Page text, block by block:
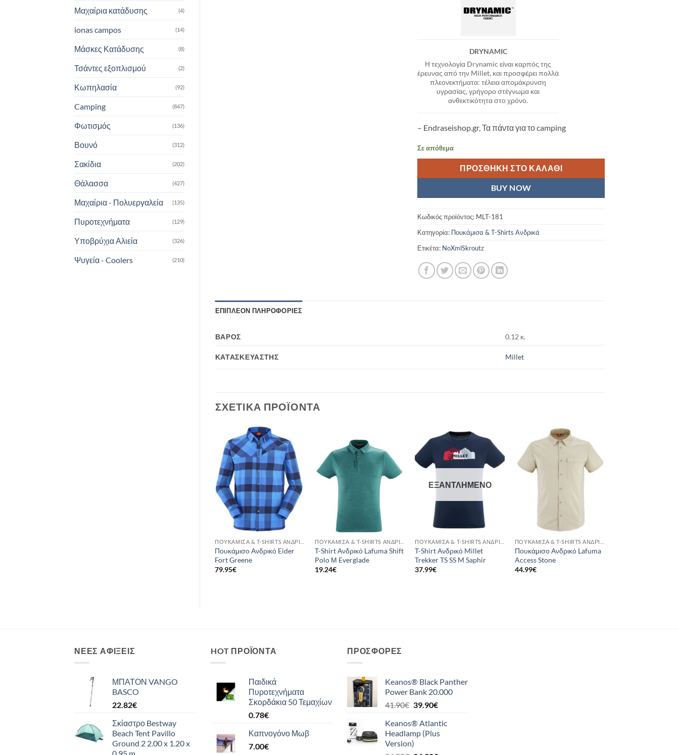
Μαχαίρια κατάδυσης (4)
ionas campos (14)
Μάσκες Κατάδυσης (8)
Τσάντες εξοπλισμού (2)
Κωπηλασία (92)
Camping (847)
Φωτισμός (136)
Βουνό (312)
Σακίδια (202)
Θάλασσα (427)
Μαχαίρια - Πολυεργαλεία (135)
Πυροτεχνήματα (129)
Υποβρύχια Αλιεία (326)
Ψυγεία - Coolers (210)
DRYNAMIC
Η τεχνολογία Drynamic είναι καρπός της
έρευνας από την Millet, και προσφέρει πολλά
πλεονεκτήματα: τέλεια απομάκρυνση
υγρασίας, γρήγορο στέγνωμα και
ανθεκτικότητα στο χρόνο.
– Endraseishop.gr, Τα πάντα για το camping
Σε απόθεμα
ΠΡΟΣΘΉΚΗ ΣΤΟ ΚΑΛΆΘΙ
BUY NOW
Κωδικός προϊόντος: MLT-181
Κατηγορία: Πουκάμισα & T-Shirts Ανδρικά
Ετικέτα: NoXmlSkroutz
ΕΠΙΠΛΈΟΝ ΠΛΗΡΟΦΟΡΊΕΣ
ΒΆΡΟΣ 0.12 κ.
ΚΑΤΑΣΚΕΥΑΣΤΉΣ Millet
ΣΧΕΤΙΚΆ ΠΡΟΪΌΝΤΑ
Add to
wishlist
Πουκάμισο Ανδρικό Eider
Fort Greene
79.95€
Add to
wishlist
T-Shirt Ανδρικό Lafuma Shift
Polo Μ Everglade
19.24€
ΕΞΑΝΤΛΗΜΈΝΟ
T-Shirt Ανδρικό Millet
Trekker TS SS M Saphir
37.99€
Add to
wishlist
Πουκάμισο Ανδρικό Lafuma
Access Stone
44.99€
ΝΈΕΣ ΑΦΊΞΕΙΣ
ΜΠΑΤΟΝ VANGO
BASCO
22.82€
Σκίαστρο Bestway
Beach Tent Pavillo
Ground 2 2.00 x 1.20 x
HOT ΠΡΟΪΌΝΤΑ
Παιδικά
Πυροτεχνήματα
Σκορδάκια 50 Τεμαχίων
0.78€
Καπνογόνο Μωβ
7.00€
ΠΡΟΣΦΟΡΈΣ
Keanos® Black Panther
Power Bank 20.000
41.90€ Original
was:
41.90€.
39.90€Η
τιμή
είναι:
Keanos® Atlantic
Headlamp (Plus
Version)